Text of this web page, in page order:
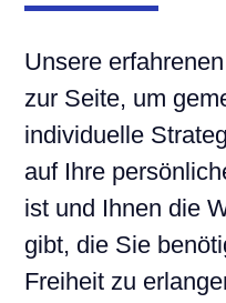
Unsere
zur Seite, um
individuelle
auf Ihre
ist und Ihnen die
gibt, die Sie
Freiheit zu